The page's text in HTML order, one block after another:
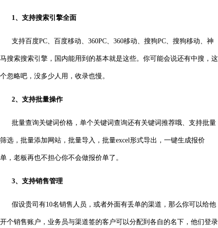
1、支持搜索引擎全面
支持百度PC、百度移动、360PC、360移动、搜狗PC、搜狗移动、神
马搜索搜索引擎，国内能用到的基本就是这些。你可能会说还有中搜，这
个忽略吧，没多少人用，收录也慢。
2、支持批量操作
批量查询关键词价格，单个关键词查询还有关键词推荐哦、支持批量
筛选，批量添加网站，批量导入，批量excel形式导出，一键生成报价
单，老板再也不担心你不会做报价单了。
3、支持销售管理
假设贵司有10名销售人员，或者外面有丢单的渠道，那么你可以给他
开个销售账户，业务员与渠道签的客户可以分配到各自的名下，他们登录